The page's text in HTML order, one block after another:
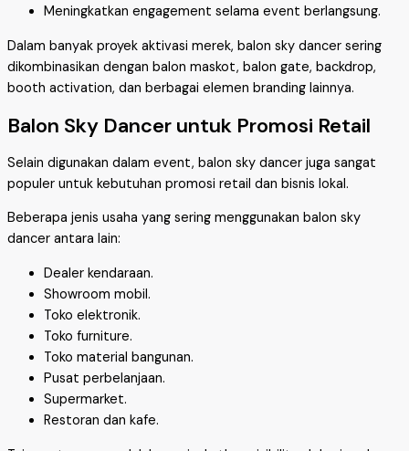
Meningkatkan engagement selama event berlangsung.
Dalam banyak proyek aktivasi merek, balon sky dancer sering
dikombinasikan dengan balon maskot, balon gate, backdrop,
booth activation, dan berbagai elemen branding lainnya.
Balon Sky Dancer untuk Promosi Retail
Selain digunakan dalam event, balon sky dancer juga sangat
populer untuk kebutuhan promosi retail dan bisnis lokal.
Beberapa jenis usaha yang sering menggunakan balon sky
dancer antara lain:
Dealer kendaraan.
Showroom mobil.
Toko elektronik.
Toko furniture.
Toko material bangunan.
Pusat perbelanjaan.
Supermarket.
Restoran dan kafe.